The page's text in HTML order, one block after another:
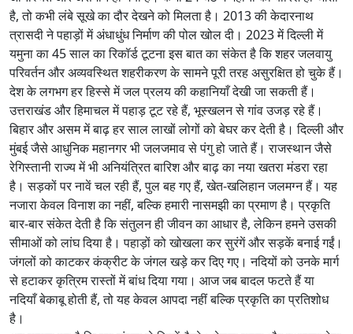
है, तो कभी लंबे सूखे का दौर देखने को मिलता है। 2013 की केदारनाथ
त्रासदी ने पहाड़ों में अंधाधुंध निर्माण की पोल खोल दी। 2023 में दिल्ली में
यमुना का 45 साल का रिकॉर्ड टूटना इस बात का संकेत है कि शहर जलवायु
परिवर्तन और अव्यवस्थित शहरीकरण के सामने पूरी तरह असुरक्षित हो चुके हैं।
देश के लगभग हर हिस्से में जल प्रलय की कहानियाँ देखी जा सकती हैं।
उत्तराखंड और हिमाचल में पहाड़ टूट रहे हैं, भूस्खलन से गांव उजड़ रहे हैं।
बिहार और असम में बाढ़ हर साल लाखों लोगों को बेघर कर देती है। दिल्ली और
मुंबई जैसे आधुनिक महानगर भी जलजमाव से पंगु हो जाते हैं। राजस्थान जैसे
रेगिस्तानी राज्य में भी अनियंत्रित बारिश और बाढ़ का नया खतरा मंडरा रहा
है। सड़कों पर नावें चल रही हैं, पुल बह गए हैं, खेत-खलिहान जलमग्न हैं। यह
नजारा केवल विनाश का नहीं, बल्कि हमारी नासमझी का प्रमाण है। प्रकृति
बार-बार संकेत देती है कि संतुलन ही जीवन का आधार है, लेकिन हमने उसकी
सीमाओं को लांघ दिया है। पहाड़ों को खोखला कर सुरंगें और सड़कें बनाई गईं।
जंगलों को काटकर कंक्रीट के जंगल खड़े कर दिए गए। नदियों को उनके मार्ग
से हटाकर कृत्रिम रास्तों में बांध दिया गया। आज जब बादल फटते हैं या
नदियाँ बेकाबू होती हैं, तो यह केवल आपदा नहीं बल्कि प्रकृति का प्रतिशोध
है।